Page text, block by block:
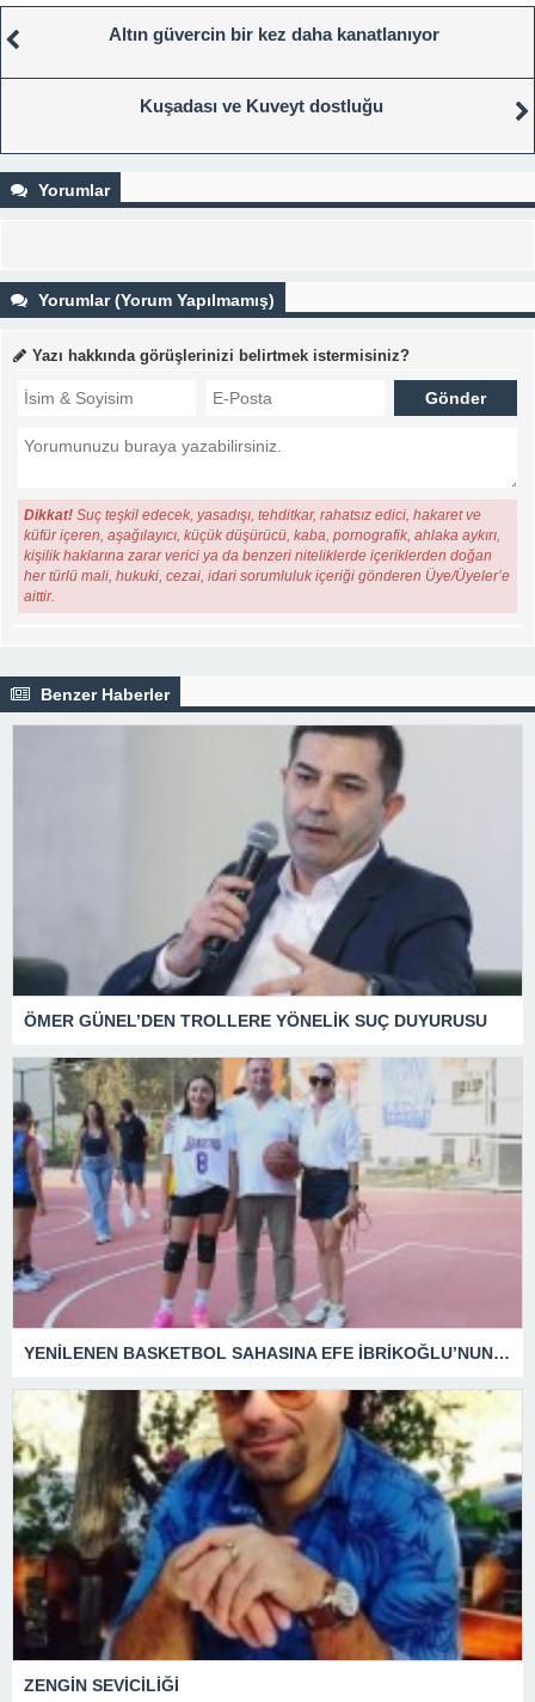
Altın güvercin bir kez daha kanatlanıyor
Kuşadası ve Kuveyt dostluğu
Yorumlar
Yorumlar (Yorum Yapılmamış)
Yazı hakkında görüşlerinizi belirtmek istermisiniz?
Dikkat! Suç teşkil edecek, yasadışı, tehditkar, rahatsız edici, hakaret ve
küfür içeren, aşağılayıcı, küçük düşürücü, kaba, pornografik, ahlaka aykırı,
kişilik haklarına zarar verici ya da benzeri niteliklerde içeriklerden doğan
her türlü mali, hukuki, cezai, idari sorumluluk içeriği gönderen Üye/Üyeler’e
aittir.
Benzer Haberler
ÖMER GÜNEL’DEN TROLLERE YÖNELİK SUÇ DUYURUSU
YENİLENEN BASKETBOL SAHASINA EFE İBRİKOĞLU’NUN ADI VERİLDİ
ZENGİN SEVİCİLİĞİ